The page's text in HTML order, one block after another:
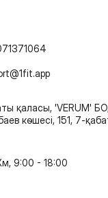
қаласы, 'VERUM'
көшесі, 151, 7-
9:00 - 18:00